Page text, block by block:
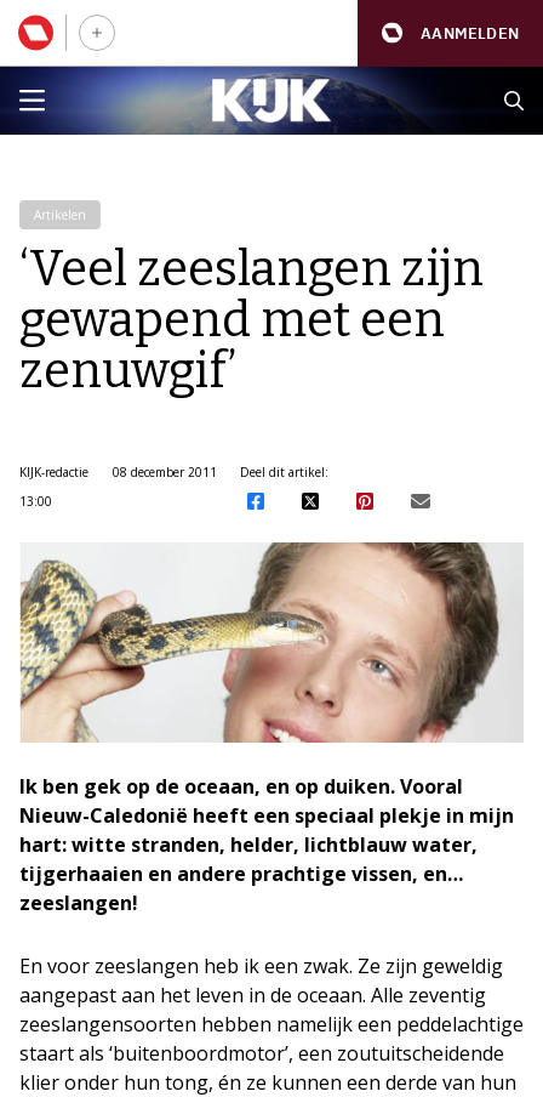
AANMELDEN
Artikelen
‘Veel zeeslangen zijn
gewapend met een
zenuwgif’
KIJK-redactie
08 december 2011
13:00
Deel dit artikel:
Ik ben gek op de oceaan, en op duiken. Vooral
Nieuw-Caledonië heeft een speciaal plekje in mijn
hart: witte stranden, helder, lichtblauw water,
tijgerhaaien en andere prachtige vissen, en…
zeeslangen!
En voor zeeslangen heb ik een zwak. Ze zijn geweldig
aangepast aan het leven in de oceaan. Alle zeventig
zeeslangensoorten hebben namelijk een peddelachtige
staart als ‘buitenboordmotor’, een zoutuitscheidende
klier onder hun tong, én ze kunnen een derde van hun